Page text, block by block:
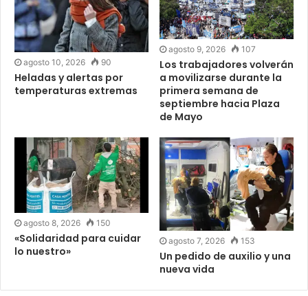
agosto 10, 2026 90
Heladas y alertas por
temperaturas extremas
agosto 9, 2026 107
Los trabajadores volverán
a movilizarse durante la
primera semana de
septiembre hacia Plaza
de Mayo
agosto 8, 2026 150
«Solidaridad para cuidar
lo nuestro»
agosto 7, 2026 153
Un pedido de auxilio y una
nueva vida